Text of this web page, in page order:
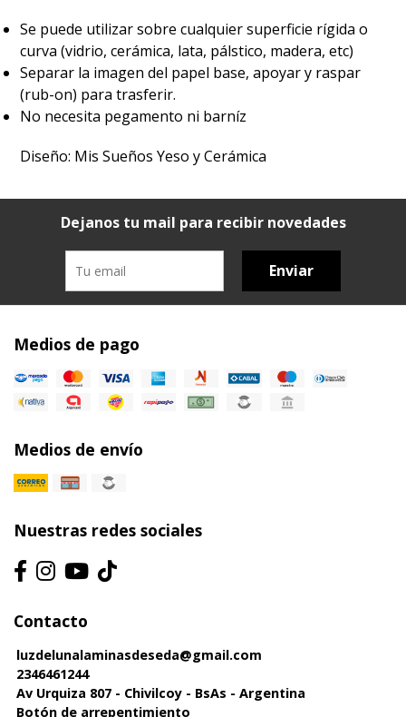
Se puede utilizar sobre cualquier superficie rígida o
curva (vidrio, cerámica, lata, pálstico, madera, etc)
Separar la imagen del papel base, apoyar y raspar
(rub-on) para trasferir.
No necesita pegamento ni barníz
Diseño: Mis Sueños Yeso y Cerámica
Dejanos tu mail para recibir novedades
Enviar
Medios de pago
Medios de envío
Nuestras redes sociales
Contacto
luzdelunalaminasdeseda@gmail.com
2346461244
Av Urquiza 807 - Chivilcoy - BsAs - Argentina
Botón de arrepentimiento